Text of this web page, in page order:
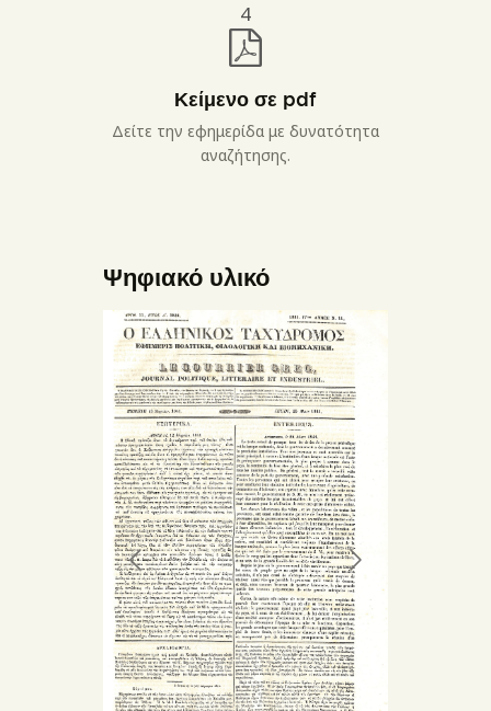
4
Κείμενο σε pdf
Δείτε την εφημερίδα με δυνατότητα
αναζήτησης.
Ψηφιακό υλικό